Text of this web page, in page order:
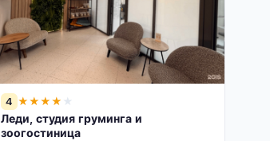
4 ★★★★ ★
Леди, студия груминга и
зоогостиница